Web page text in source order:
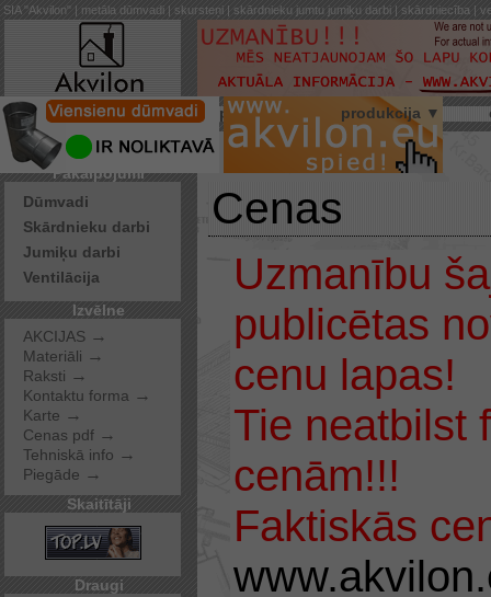
SIA "Akvilon" | metāla dūmvadi | skursteņi | skārdnieku jumtu jumiķu darbi | skārdniecība |
par mums produkcija ▼
Pakalpojumi
Dūmvadi
Skārdnieku darbi
Jumiķu darbi
Ventilācija
Izvēlne
AKCIJAS →
Materiāli →
Raksti →
Kontaktu forma →
Karte →
Cenas pdf →
Tehniskā info →
Piegāde →
Skaitītāji
Draugi
Cenas
Uzmanību
publicētas
cenu lapas!
Tie neatbilst
cenām!!!
Faktiskās